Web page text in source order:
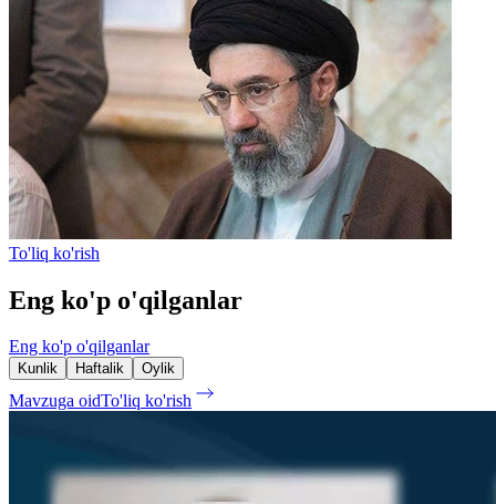
To'liq ko'rish
Eng ko'p o'qilganlar
Eng ko'p o'qilganlar
Kunlik Haftalik Oylik
Mavzuga oidTo'liq ko'rish